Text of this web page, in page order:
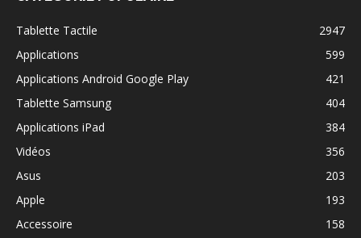
Tablette Tactile
2947
Applications
599
Applications Android Google Play
421
Tablette Samsung
404
Applications iPad
384
Vidéos
356
Asus
203
Apple
193
Accessoire
158